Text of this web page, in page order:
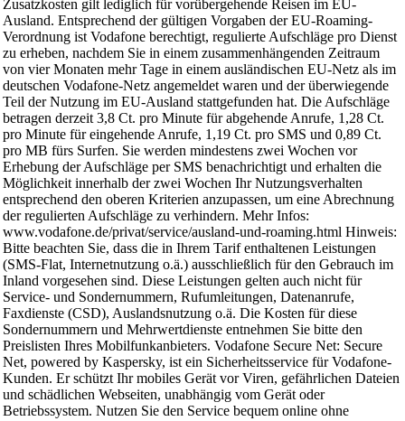
Zusatzkosten gilt lediglich für vorübergehende Reisen im EU-
Ausland. Entsprechend der gültigen Vorgaben der EU-Roaming-
Verordnung ist Vodafone berechtigt, regulierte Aufschläge pro Dienst
zu erheben, nachdem Sie in einem zusammenhängenden Zeitraum
von vier Monaten mehr Tage in einem ausländischen EU-Netz als im
deutschen Vodafone-Netz angemeldet waren und der überwiegende
Teil der Nutzung im EU-Ausland stattgefunden hat. Die Aufschläge
betragen derzeit 3,8 Ct. pro Minute für abgehende Anrufe, 1,28 Ct.
pro Minute für eingehende Anrufe, 1,19 Ct. pro SMS und 0,89 Ct.
pro MB fürs Surfen. Sie werden mindestens zwei Wochen vor
Erhebung der Aufschläge per SMS benachrichtigt und erhalten die
Möglichkeit innerhalb der zwei Wochen Ihr Nutzungsverhalten
entsprechend den oberen Kriterien anzupassen, um eine Abrechnung
der regulierten Aufschläge zu verhindern. Mehr Infos:
www.vodafone.de/privat/service/ausland-und-roaming.html Hinweis:
Bitte beachten Sie, dass die in Ihrem Tarif enthaltenen Leistungen
(SMS-Flat, Internetnutzung o.ä.) ausschließlich für den Gebrauch im
Inland vorgesehen sind. Diese Leistungen gelten auch nicht für
Service- und Sondernummern, Rufumleitungen, Datenanrufe,
Faxdienste (CSD), Auslandsnutzung o.ä. Die Kosten für diese
Sondernummern und Mehrwertdienste entnehmen Sie bitte den
Preislisten Ihres Mobilfunkanbieters. Vodafone Secure Net: Secure
Net, powered by Kaspersky, ist ein Sicherheitsservice für Vodafone-
Kunden. Er schützt Ihr mobiles Gerät vor Viren, gefährlichen Dateien
und schädlichen Webseiten, unabhängig vom Gerät oder
Betriebssystem. Nutzen Sie den Service bequem online ohne